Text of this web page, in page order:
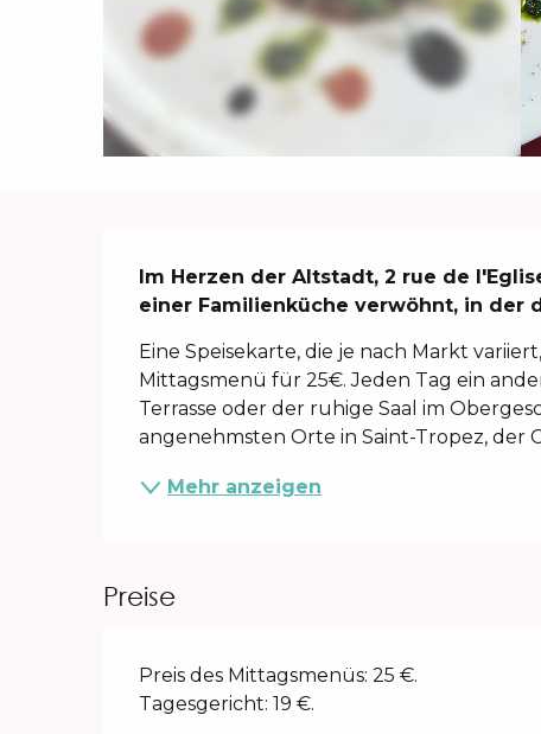
Beschreibung
Im Herzen der Altstadt, 2 rue de
einer Familienküche verwöhnt, in der
Eine Speisekarte, die je nach Markt
Mittagsmenü für 25€. Jeden Tag ein
Terrasse oder der ruhige Saal im
angenehmsten Orte in Saint-Tropez, der
Mehr anzeigen
Preise
Preis des Mittagsmenüs: 25 €.
Tagesgericht: 19 €.